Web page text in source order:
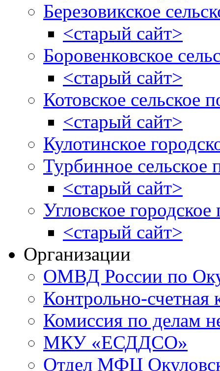
Березовикское
<старый сайт>
Боровенковское
<старый сайт>
Котовское сельское
<старый сайт>
Кулотинское
Турбинное сельское
<старый сайт>
Угловское городское
<старый сайт>
Организации
ОМВД России по
Контрольно-счетная
Комиссия по делам
МКУ «ЕСДДСО»
Отдел МФЦ